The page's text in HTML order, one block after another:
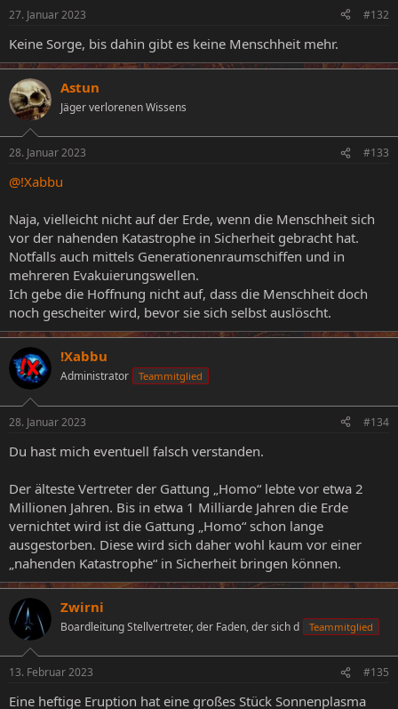
27. Januar 2023 #132
Keine Sorge, bis dahin gibt es keine Menschheit mehr.
Astun
Jäger verlorenen Wissens
28. Januar 2023 #133
@!Xabbu
Naja, vielleicht nicht auf der Erde, wenn die Menschheit sich
vor der nahenden Katastrophe in Sicherheit gebracht hat.
Notfalls auch mittels Generationenraumschiffen und in
mehreren Evakuierungswellen.
Ich gebe die Hoffnung nicht auf, dass die Menschheit doch
noch gescheiter wird, bevor sie sich selbst auslöscht.
!Xabbu
Administrator Teammitglied
28. Januar 2023 #134
Du hast mich eventuell falsch verstanden.
Der älteste Vertreter der Gattung „Homo“ lebte vor etwa 2
Millionen Jahren. Bis in etwa 1 Milliarde Jahren die Erde
vernichtet wird ist die Gattung „Homo“ schon lange
ausgestorben. Diese wird sich daher wohl kaum vor einer
„nahenden Katastrophe“ in Sicherheit bringen können.
Zwirni
Boardleitung Stellvertreter, der Faden, der sich d Teammitglied
13. Februar 2023 #135
Eine heftige Eruption hat eine großes Stück Sonnenplasma